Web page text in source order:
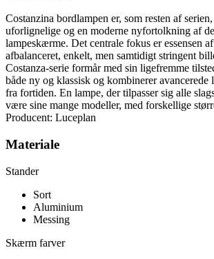
Costanzina bordlampen er, som resten af
uforlignelige og en moderne nyfortolkning af
lampeskærme. Det centrale fokus er essensen
afbalanceret, enkelt, men samtidigt stringent
Costanza-serie formår med sin ligefremme
både ny og klassisk og kombinerer
fra fortiden. En lampe, der tilpasser sig alle
være sine mange modeller, med forskellige
Producent: Luceplan
Materiale
Stander
Sort
Aluminium
Messing
Skærm farver